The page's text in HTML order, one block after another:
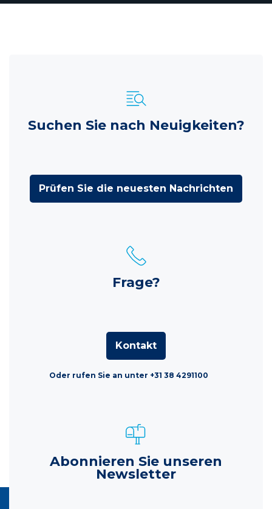
Suchen Sie nach Neuigkeiten?
Prüfen Sie die neuesten Nachrichten
Frage?
Kontakt
Oder rufen Sie an unter +31 38 4291100
Abonnieren Sie unseren
Newsletter